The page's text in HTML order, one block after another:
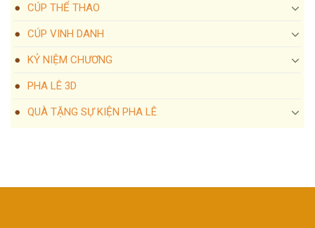
CÚP THỂ THAO
CÚP VINH DANH
KỶ NIỆM CHƯƠNG
PHA LÊ 3D
QUÀ TẶNG SỰ KIỆN PHA LÊ